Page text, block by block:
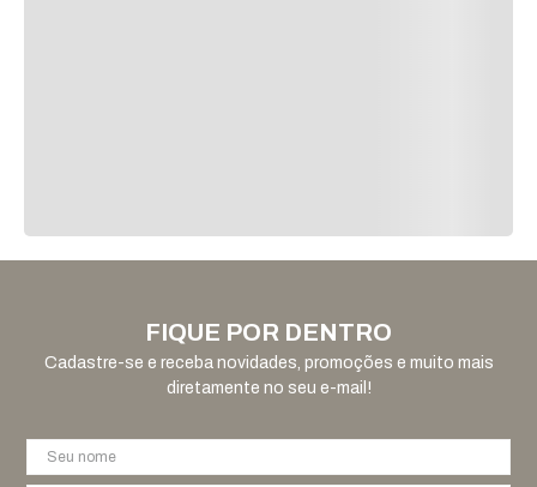
FIQUE POR DENTRO
Cadastre-se e receba novidades, promoções e muito mais
diretamente no seu e-mail!